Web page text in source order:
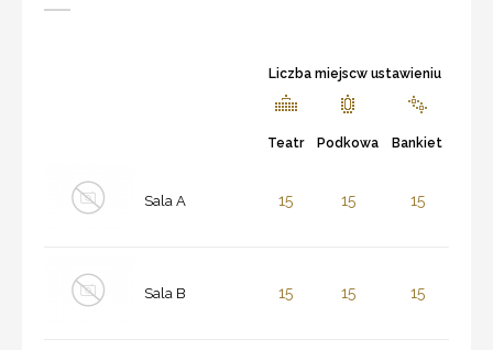
Liczba miejscw ustawieniu
Teatr Podkowa Bankiet
Sala A 15 15 15
Sala B 15 15 15